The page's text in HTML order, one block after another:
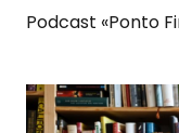
Podcast «Ponto